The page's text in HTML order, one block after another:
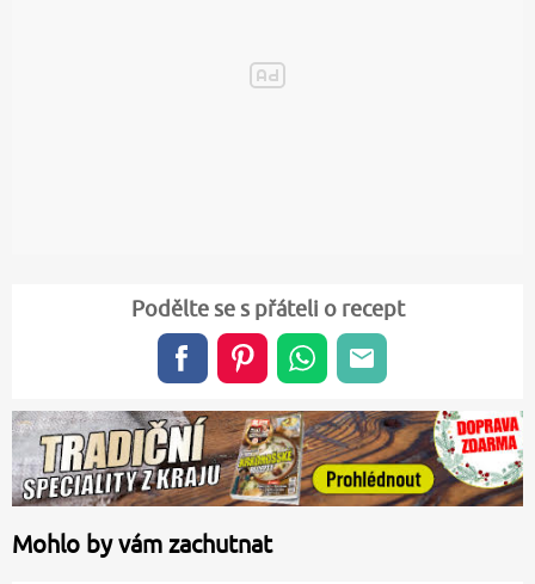
Podělte se s přáteli o recept
Mohlo by vám zachutnat